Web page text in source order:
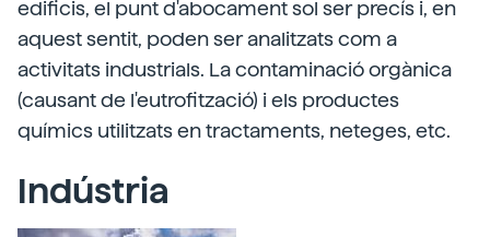
edificis, el punt d'abocament sol ser precís i, en
aquest sentit, poden ser analitzats com a
activitats industrials. La contaminació orgànica
(causant de l'eutrofització) i els productes
químics utilitzats en tractaments, neteges, etc.
Indústria